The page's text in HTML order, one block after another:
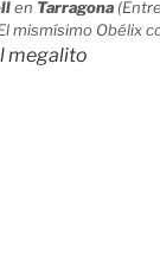
en Tarragona
mismísimo
megalito